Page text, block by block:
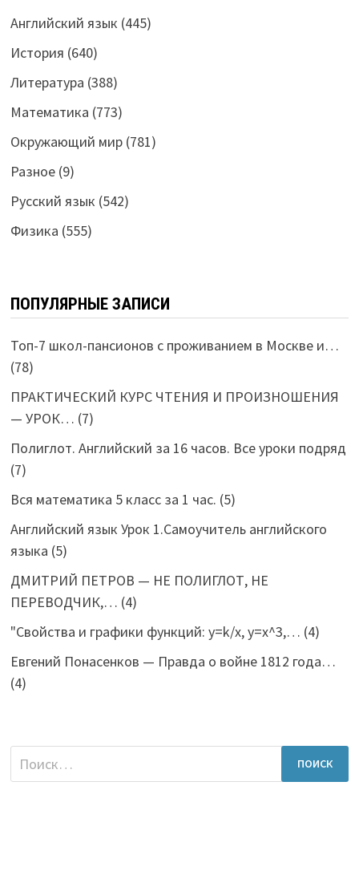
Английский язык (445)
История (640)
Литература (388)
Математика (773)
Окружающий мир(781)
Разное(9)
Русский язык (542)
Физика (555)
ПОПУЛЯРНЫЕ ЗАПИСИ
Топ-7 школ-пансионов с проживанием в Москве и…
(78)
ПРАКТИЧЕСКИЙ КУРС ЧТЕНИЯ И ПРОИЗНОШЕНИЯ
— УРОК… (7)
Полиглот. Английский за 16 часов. Все уроки подряд
(7)
Вся математика 5 класс за 1 час. (5)
Английский язык Урок 1.Самоучитель английского
языка (5)
ДМИТРИЙ ПЕТРОВ — НЕ ПОЛИГЛОТ, НЕ
ПЕРЕВОДЧИК,… (4)
"Свойства и графики функций: y=k/x, y=x^3,… (4)
Евгений Понасенков — Правда о войне 1812 года…
(4)
Найти: